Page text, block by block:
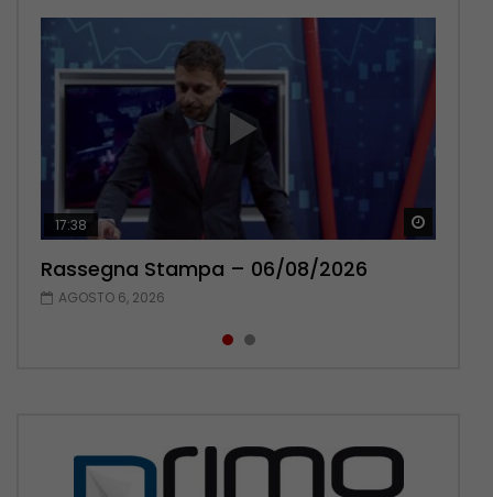
17:38
Rassegna Stampa – 06/08/2026
AGOSTO 6, 2026
22:42
Rassegna Stampa – 05/08/2026
AGOSTO 5, 2026